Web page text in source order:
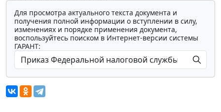
Для просмотра актуального текста документа и
получения полной информации о вступлении в силу,
изменениях и порядке применения документа,
воспользуйтесь поиском в Интернет-версии системы
ГАРАНТ: